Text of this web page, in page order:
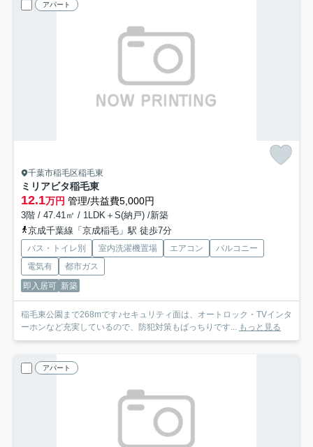
アパート
千葉市稲毛区稲毛東
ミリアビタ稲毛東
12.1万円 管理/共益費5,000円
3階 / 47.41㎡ / 1LDK＋S(納戸) /新築
京成千葉線「京成稲毛」駅 徒歩7分
バス・トイレ別 室内洗濯機置場 エアコン
バルコニー
電気有
都市ガス
即入居可 新築
稲毛東公園まで268mです♪セキュリティ面は、オートロック・TVインタ
ーホンなど充実しているので、防犯対策もばっちりです... もっと見る
アパート